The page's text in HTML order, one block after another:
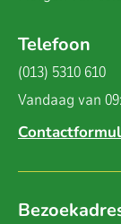
Telefoon
(013) 5310 610
Vandaag van